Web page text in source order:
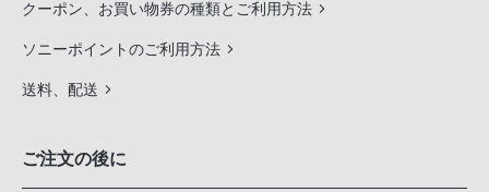
クーポン、お買い物券の種類とご利用方法
ソニーポイントのご利用方法
送料、配送
ご注文の後に